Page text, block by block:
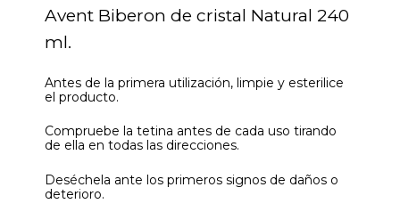
Avent Biberon de cristal Natural 240
ml.
Antes de la primera utilización, limpie y esterilice
el producto.
Compruebe la tetina antes de cada uso tirando
de ella en todas las direcciones.
Deséchela ante los primeros signos de daños o
deterioro.